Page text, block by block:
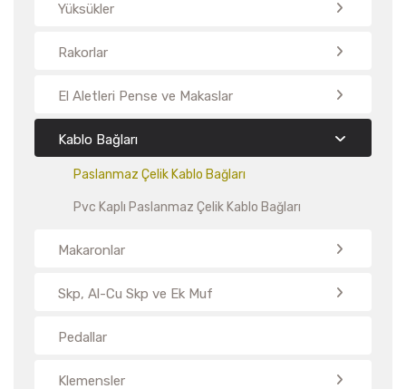
Yüksükler
Rakorlar
El Aletleri Pense ve Makaslar
Kablo Bağları
Paslanmaz Çelik Kablo Bağları
Pvc Kaplı Paslanmaz Çelik Kablo Bağları
Makaronlar
Skp, Al-Cu Skp ve Ek Muf
Pedallar
Klemensler